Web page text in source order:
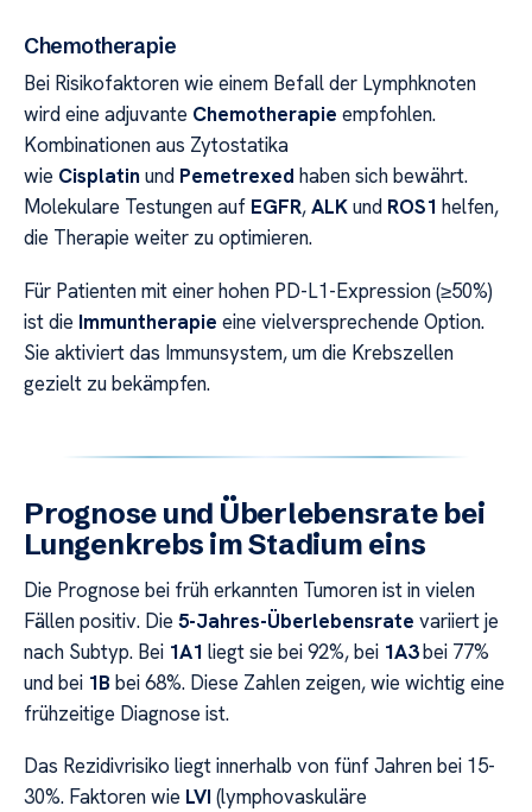
Chemotherapie
Bei Risikofaktoren wie einem Befall der Lymphknoten
wird eine adjuvante Chemotherapie empfohlen.
Kombinationen aus Zytostatika
wie Cisplatin und Pemetrexed haben sich bewährt.
Molekulare Testungen auf EGFR,ALKund ROS1 helfen,
die Therapie weiter zu optimieren.
Für Patienten mit einer hohen PD-L1-Expression (≥50%)
ist die Immuntherapie eine vielversprechende Option.
Sie aktiviert das Immunsystem, um die Krebszellen
gezielt zu bekämpfen.
Prognose und Überlebensrate bei
Lungenkrebs im Stadium eins
Die Prognose bei früh erkannten Tumoren ist in vielen
Fällen positiv. Die 5-Jahres-Überlebensrate variiert je
nach Subtyp. Bei 1A1 liegt sie bei 92%, bei 1A3bei 77%
und bei 1B bei 68%. Diese Zahlen zeigen, wie wichtig eine
frühzeitige Diagnose ist.
Das Rezidivrisiko liegt innerhalb von fünf Jahren bei 15-
30%. Faktoren wie LVI (lymphovaskuläre